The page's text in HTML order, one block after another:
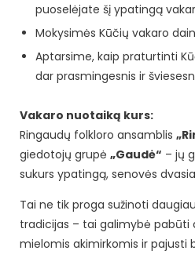
puoselėjate šį ypatingą
Mokysimės Kūčių vakaro
Aptarsime, kaip praturtinti
dar prasmingesnis ir
Vakaro nuotaiką kurs:
Ringaudų folkloro ansamblis
giedotojų grupė „Gaudė“ – jų
sukurs ypatingą, senovės
Tai ne tik proga sužinoti
tradicijas – tai galimybė pabūti
mielomis akimirkomis ir pajusti